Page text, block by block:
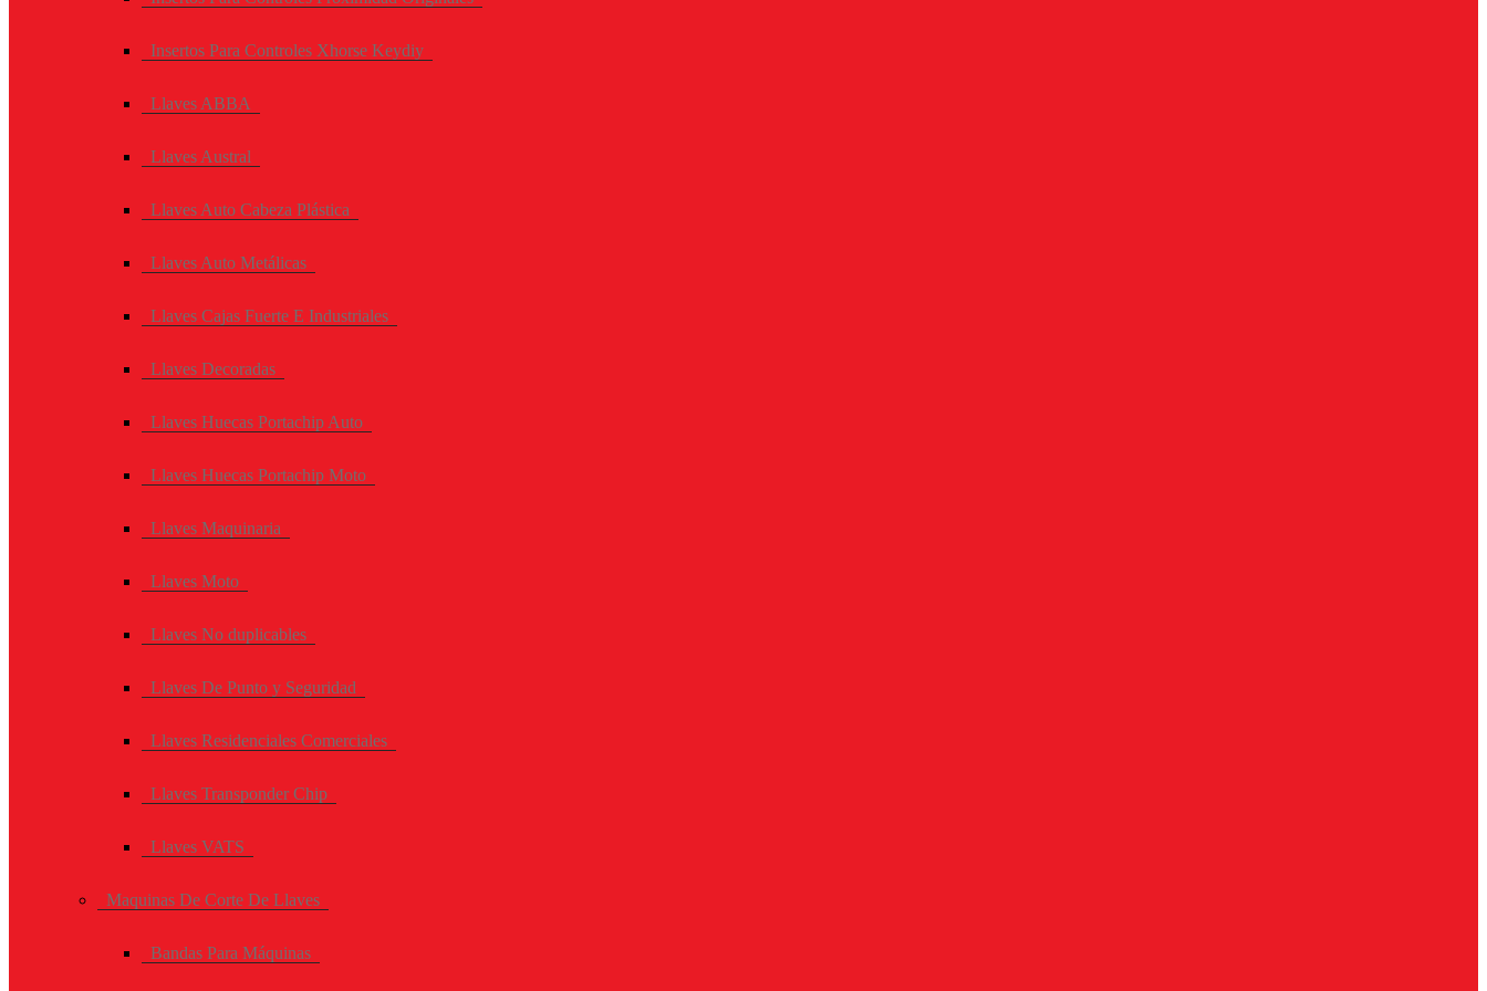
Insertos Para Controles Xhorse Keydiy
Llaves ABBA
Llaves Austral
Llaves Auto Cabeza Plástica
Llaves Auto Metálicas
Llaves Cajas Fuerte E Industriales
Llaves Decoradas
Llaves Huecas Portachip Auto
Llaves Huecas Portachip Moto
Llaves Maquinaria
Llaves Moto
Llaves No duplicables
Llaves De Punto y Seguridad
Llaves Residenciales Comerciales
Llaves Transponder Chip
Llaves VATS
Maquinas De Corte De Llaves
Bandas Para Máquinas